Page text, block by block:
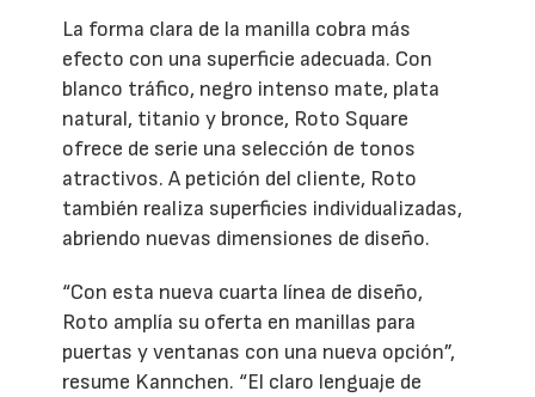
La forma clara de la manilla cobra más
efecto con una superficie adecuada. Con
blanco tráfico, negro intenso mate, plata
natural, titanio y bronce, Roto Square
ofrece de serie una selección de tonos
atractivos. A petición del cliente, Roto
también realiza superficies individualizadas,
abriendo nuevas dimensiones de diseño.
“Con esta nueva cuarta línea de diseño,
Roto amplía su oferta en manillas para
puertas y ventanas con una nueva opción”,
resume Kannchen. “El claro lenguaje de